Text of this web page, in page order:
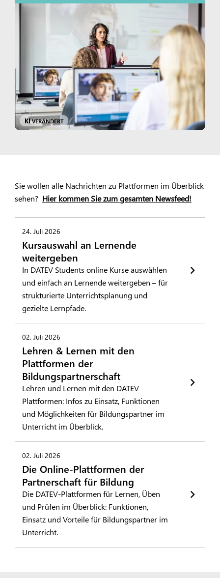
KIVERÄNDERT
Sie wollen alle Nachrichten zu Plattformen im Überblick
sehen? Hier kommen Sie zum gesamten Newsfeed!
24. Juli 2026
Kursauswahl an Lernende
weitergeben
In DATEV Students online Kurse auswählen
und einfach an Lernende weitergeben – für
strukturierte Unterrichtsplanung und
gezielte Lernpfade.
02. Juli 2026
Lehren & Lernen mit den
Plattformen der
Bildungspartnerschaft
Lehren und Lernen mit den DATEV-
Plattformen: Infos zu Einsatz, Funktionen
und Möglichkeiten für Bildungspartner im
Unterricht im Überblick.
02. Juli 2026
Die Online-Plattformen der
Partnerschaft für Bildung
Die DATEV-Plattformen für Lernen, Üben
und Prüfen im Überblick: Funktionen,
Einsatz und Vorteile für Bildungspartner im
Unterricht.